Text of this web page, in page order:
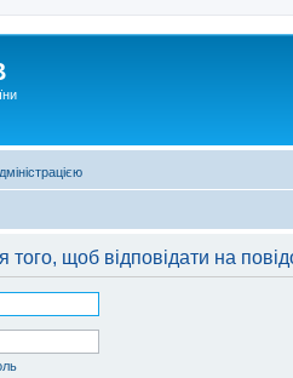
того, щоб відповідати на